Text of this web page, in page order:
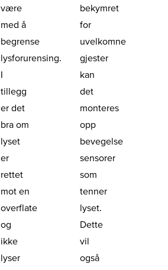
være
med å
begrense
lysforurensing.
I
tillegg
er det
bra om
lyset
er
rettet
mot en
overflate
og
ikke
lyser
bekymret
for
uvelkomne
gjester
kan
det
monteres
opp
bevegelse
sensorer
som
tenner
lyset.
Dette
vil
også